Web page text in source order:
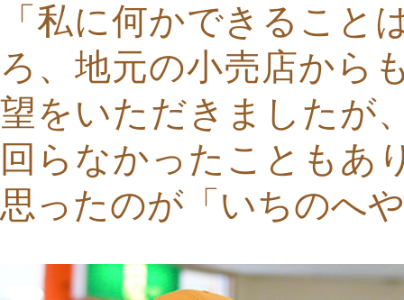
「私に何かできること
ろ、地元の小売店から
望をいただきましたが
回らなかったこともあ
思ったのが「いちのへ